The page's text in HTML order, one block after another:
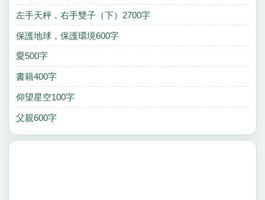
左手天枰，右手雙子（下）2700字
保護地球，保護環境600字
愛500字
書籍400字
仰望星空100字
父親600字